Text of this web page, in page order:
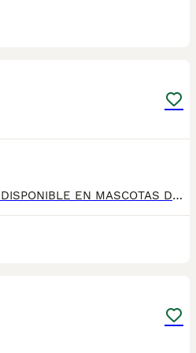
🐶💛 YORKSHIRE TERRIER DISPONIBLE EN MASCOTAS DEL SUR 💛🐶 En Mascotas del Sur tenemos disponible un precioso Yorkshire Terrier, criado con mucho cariño, atención personalizada y en un ambiente familiar, donde recibe todos los cuidados necesarios para crecer sano, feliz y perfectamente socializado. Somos un criadero con Núcleo Zoológico autorizado, licencia de apertura y código de explotación, ofreciendo confianza, transparencia y todas las garantías para que puedas incorporar a tu familia un cachorro criado de forma responsable. 📍 Ubicados en Sevilla 📞 611 723 226 📸 Instagram: @mimascotasdelsur057 Descubre más fotos y vídeos reales de nuestros cachorros. Nuestro cachorro se entrega: ✅ Revisado por veterinario. ✅ Con microchip. ✅ Pasaporte y cartilla sanitaria. ✅ Vacunado y desparasitado. ✅ Contrato con garantías víricas y congénitas. 🚚 Realizamos envíos a toda España. (El coste del transporte no está incluido en el precio del cachorro). También ofrecemos: 🏡 Recogida en nuestras instalaciones. 📱 Videollamada para conocer al cachorro antes de realizar la reserva. 🔒 Posibilidad de reserva y pago contrareembolso. 💶 El precio publicado en el anuncio es el precio real. 🐾 Nuestros Yorkshire Terrier crecen rodeados de cariño, con una excelente socialización y atención diaria, para que lleguen a su nuevo hogar sanos, equilibrados y preparados para formar parte de la familia desde el primer día. Solo atendemos a personas realmente interesadas en ofrecer un hogar responsable, lleno de amor y cuidados para toda la vida. #YorkshireTerrier #Yorkshire #Yorkie #YorkshireEspaña #CachorroYorkshire #PerrosDeCompañia #MascotasDelSur057 #MascotasDelSur #CachorrosSevilla #CriaderoAutorizado #NucleoZoologico #CachorrosConAmor #PerrosFelices #CachorrosEspaña #AmorAnimal